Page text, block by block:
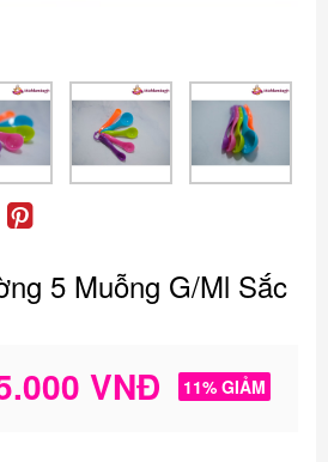
5 Muỗng G/ml Sắc
VNĐ 11% GIẢM